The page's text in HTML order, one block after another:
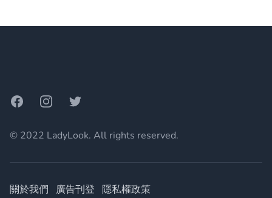
FacebookInstagramTwitter
© 2022 LadyLook. All rights reserved.
關於我們 廣告刊登 隱私權政策